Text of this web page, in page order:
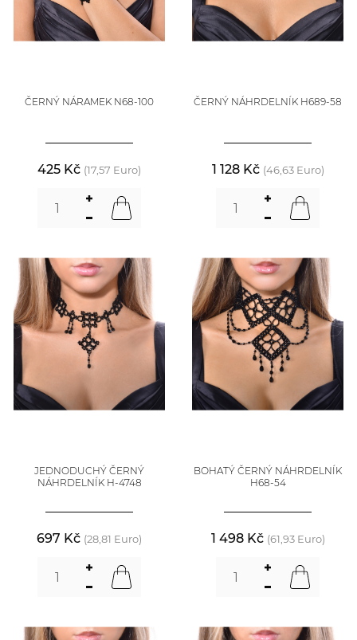
ČERNÝ NÁRAMEK N68-100
425 Kč (17,57 Euro)
ČERNÝ NÁHRDELNÍK H689-58
1 128 Kč (46,63 Euro)
JEDNODUCHÝ ČERNÝ
NÁHRDELNÍK H-4748
697 Kč (28,81 Euro)
BOHATÝ ČERNÝ NÁHRDELNÍK
H68-54
1 498 Kč (61,93 Euro)